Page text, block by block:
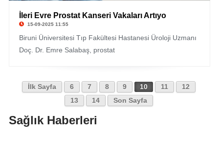
İleri Evre Prostat Kanseri Vakaları Artıyo
15-09-2025 11:55
Biruni Üniversitesi Tıp Fakültesi Hastanesi Üroloji Uzmanı
Doç. Dr. Emre Salabaş, prostat
İlk Sayfa 6 7 8 9 10 11
12
13
14 Son Sayfa
Sağlık Haberleri